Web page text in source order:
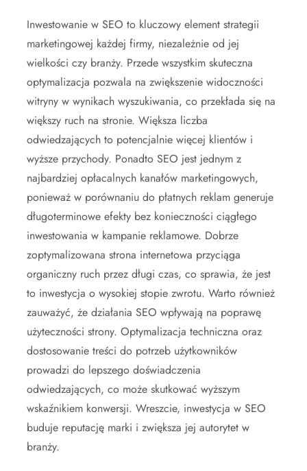
Inwestowanie w SEO to kluczowy element strategii
marketingowej każdej firmy, niezależnie od jej
wielkości czy branży. Przede wszystkim skuteczna
optymalizacja pozwala na zwiększenie widoczności
witryny w wynikach wyszukiwania, co przekłada się na
większy ruch na stronie. Większa liczba
odwiedzających to potencjalnie więcej klientów i
wyższe przychody. Ponadto SEO jest jednym z
najbardziej opłacalnych kanałów marketingowych,
ponieważ w porównaniu do płatnych reklam generuje
długoterminowe efekty bez konieczności ciągłego
inwestowania w kampanie reklamowe. Dobrze
zoptymalizowana strona internetowa przyciąga
organiczny ruch przez długi czas, co sprawia, że jest
to inwestycja o wysokiej stopie zwrotu. Warto również
zauważyć, że działania SEO wpływają na poprawę
użyteczności strony. Optymalizacja techniczna oraz
dostosowanie treści do potrzeb użytkowników
prowadzi do lepszego doświadczenia
odwiedzających, co może skutkować wyższym
wskaźnikiem konwersji. Wreszcie, inwestycja w SEO
buduje reputację marki i zwiększa jej autorytet w
branży.